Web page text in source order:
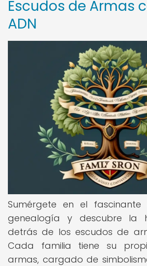
Escudos de Armas
ADN
Sumérgete en el
genealogía y descubre la
detrás de los escudos de
Cada familia tiene su
armas, cargado de